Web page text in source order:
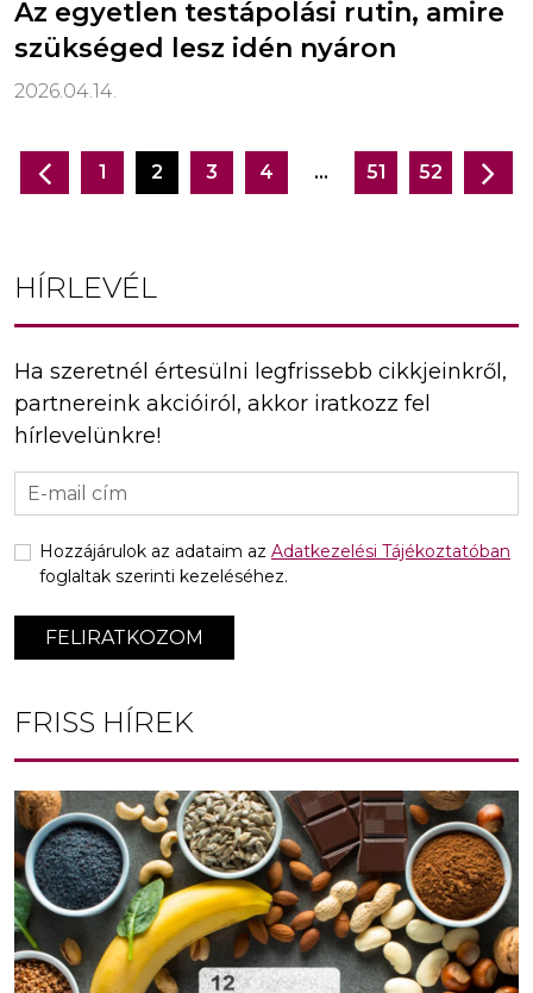
Az egyetlen testápolási rutin, amire
szükséged lesz idén nyáron
2026.04.14.
Bejegyzés
1 2 3 4 … 51 52
HÍRLEVÉL
Ha szeretnél értesülni legfrissebb cikkjeinkről,
partnereink akcióiról, akkor iratkozz fel
hírlevelünkre!
FELIRATKOZOM
Hozzájárulok az adataim az Adatkezelési Tájékoztatóban
foglaltak szerinti kezeléséhez.
FRISS HÍREK